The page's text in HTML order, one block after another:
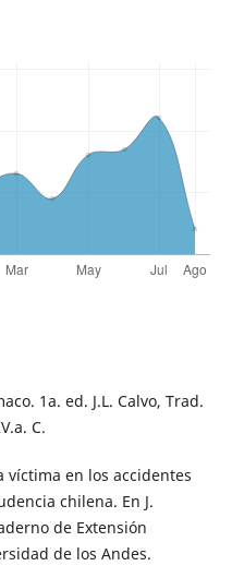
1a. ed. J.L. Calvo, Trad.
C.
víctima en los accidentes
chilena. En J.
de Extensión
de los Andes.